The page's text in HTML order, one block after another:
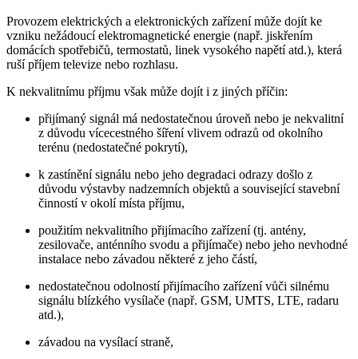
Provozem elektrických a elektronických zařízení může dojít ke
vzniku nežádoucí elektromagnetické energie (např. jiskřením
domácích spotřebičů, termostatů, linek vysokého napětí atd.), která
ruší příjem televize nebo rozhlasu.
K nekvalitnímu příjmu však může dojít i z jiných příčin:
přijímaný signál má nedostatečnou úroveň nebo je nekvalitní
z důvodu vícecestného šíření vlivem odrazů od okolního
terénu (nedostatečné pokrytí),
k zastínění signálu nebo jeho degradaci odrazy došlo z
důvodu výstavby nadzemních objektů a související stavební
činností v okolí místa příjmu,
použitím nekvalitního přijímacího zařízení (tj. antény,
zesilovače, anténního svodu a přijímače) nebo jeho nevhodné
instalace nebo závadou některé z jeho částí,
nedostatečnou odolností přijímacího zařízení vůči silnému
signálu blízkého vysílače (např. GSM, UMTS, LTE, radaru
atd.),
závadou na vysílací straně,